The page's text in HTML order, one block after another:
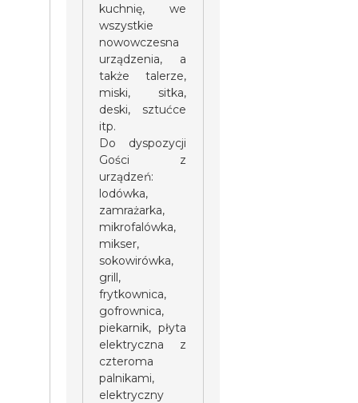
kuchnię, we
wszystkie
nowowczesna
urządzenia, a
także talerze,
miski, sitka,
deski, sztućce
itp.
Do dyspozycji
Gości z
urządzeń:
lodówka,
zamrażarka,
mikrofalówka,
mikser,
sokowirówka,
grill,
frytkownica,
gofrownica,
piekarnik, płyta
elektryczna z
czteroma
palnikami,
elektryczny